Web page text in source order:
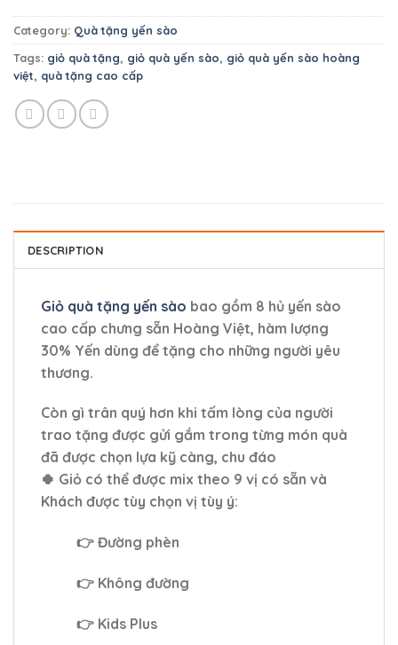
Category: Quà tặng yến sào
Tags: giỏ quà tặng, giỏ quà yến sào, giỏ quà yến sào hoàng
việt, quà tặng cao cấp
DESCRIPTION
Giỏ quà tặng yến sào bao gồm 8 hủ yến sào
cao cấp chưng sẵn Hoàng Việt, hàm lượng
30% Yến dùng để tặng cho những người yêu
thương.
Còn gì trân quý hơn khi tấm lòng của người
trao tặng được gửi gắm trong từng món quà
đã được chọn lựa kỹ càng, chu đáo
🍀 Giỏ có thể được mix theo 9 vị có sẵn và
Khách được tùy chọn vị tùy ý:
👉 Đường phèn
👉 Không đường
👉 Kids Plus